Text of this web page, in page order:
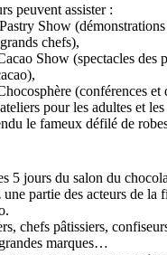
peuvent assister :
Show (démonstrations
chefs),
Show (spectacles des
(conférences et
pour les adultes et
le fameux défilé de
5 jours du salon du
une partie des acteurs de la
chefs pâtissiers,
marques…